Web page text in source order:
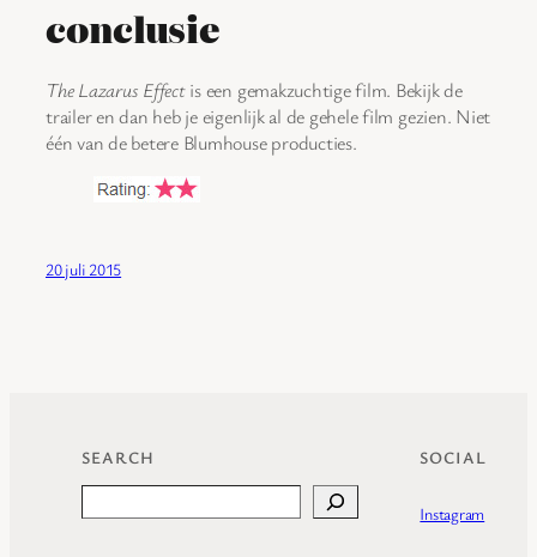
conclusie
The Lazarus Effectis een gemakzuchtige film. Bekijk de
trailer en dan heb je eigenlijk al de gehele film gezien. Niet
één van de betere Blumhouse producties.
20 juli 2015
SEARCH SOCIAL
Instagram